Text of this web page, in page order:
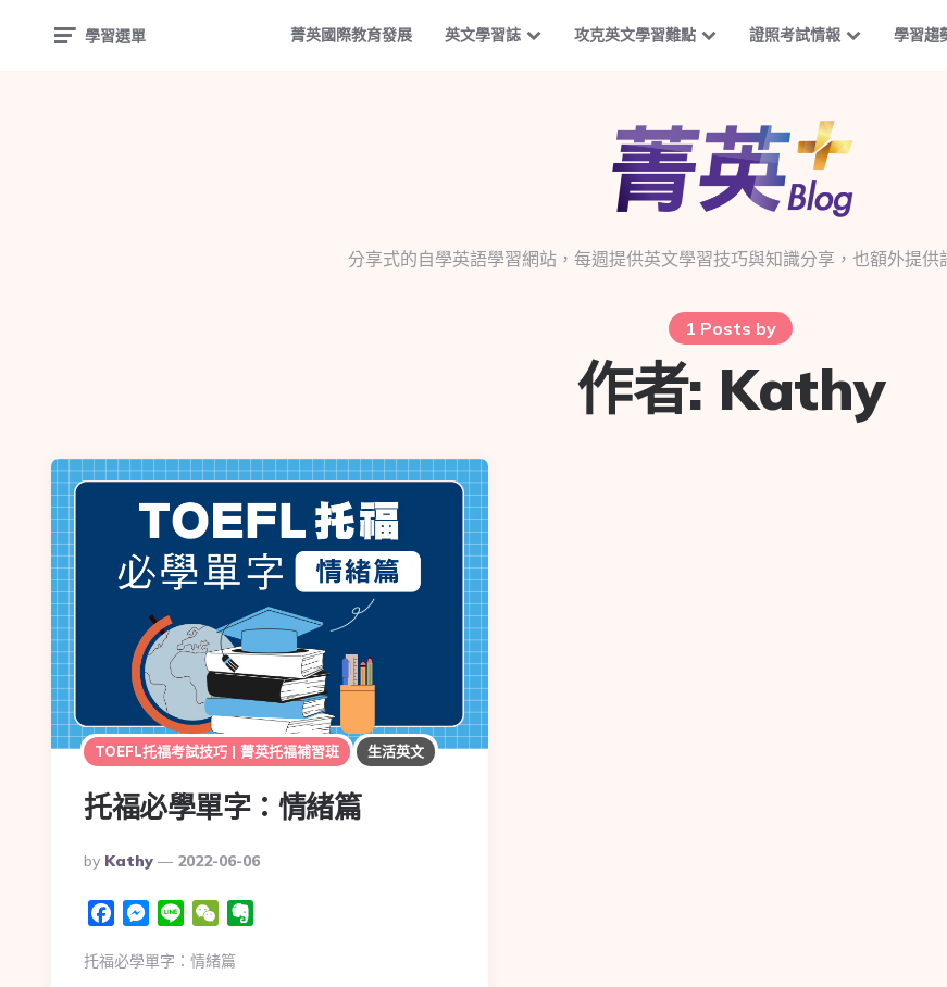
學習選單 菁英國際教育發展 英文學習誌 攻克英文學習難點 證照考試情報 學習趨
分享式的自學英語學習網站，每週提供英文學習技巧與知識分享，也額外提
1 Posts by
作者: Kathy
TOEFL托福考試技巧 | 菁英托福補習班 生活英文
托福必學單字：情緒篇
Posted
By
By Kathy 2022-06-06
FacebookMessenger
Line WeChat
托福必學單字：情緒篇